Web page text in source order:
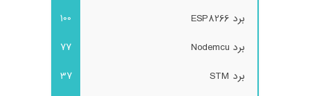
برد ESP8266
100
برد Nodemcu
77
برد STM
37